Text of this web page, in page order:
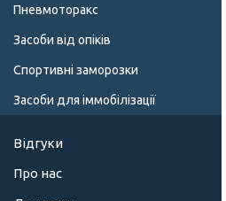
Пневмоторакс
Засоби від опіків
Спортивні заморозки
Засоби для іммобілізації
Відгуки
Про нас